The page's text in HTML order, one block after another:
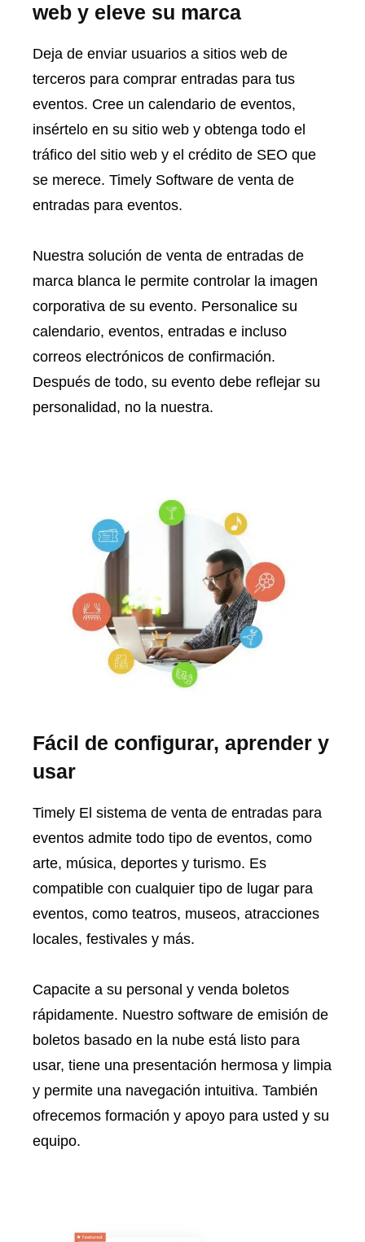
web y eleve su marca
Deja de enviar usuarios a sitios web de
terceros para comprar entradas para tus
eventos. Cree un calendario de eventos,
insértelo en su sitio web y obtenga todo el
tráfico del sitio web y el crédito de SEO que
se merece. Timely Software de venta de
entradas para eventos.
Nuestra solución de venta de entradas de
marca blanca le permite controlar la imagen
corporativa de su evento. Personalice su
calendario, eventos, entradas e incluso
correos electrónicos de confirmación.
Después de todo, su evento debe reflejar su
personalidad, no la nuestra.
Fácil de configurar, aprender y
usar
Timely El sistema de venta de entradas para
eventos admite todo tipo de eventos, como
arte, música, deportes y turismo. Es
compatible con cualquier tipo de lugar para
eventos, como teatros, museos, atracciones
locales, festivales y más.
Capacite a su personal y venda boletos
rápidamente. Nuestro software de emisión de
boletos basado en la nube está listo para
usar, tiene una presentación hermosa y limpia
y permite una navegación intuitiva. También
ofrecemos formación y apoyo para usted y su
equipo.